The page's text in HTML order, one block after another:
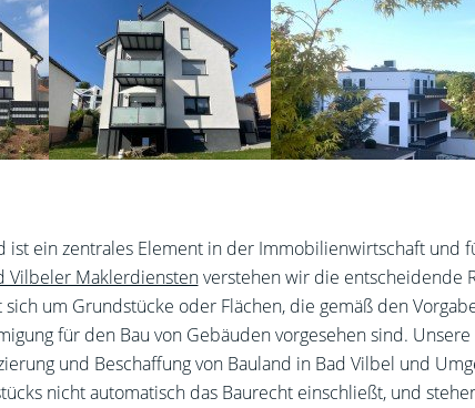
ist ein zentrales Element in der Immobilienwirtschaft und
Vilbeler Maklerdienstenverstehen wir die entscheidende
sich um Grundstücke oder Flächen, die gemäß den
für den Bau von Gebäuden vorgesehen sind.
und Beschaffung von Bauland in Bad Vilbel und
nicht automatisch das Baurecht einschließt, und